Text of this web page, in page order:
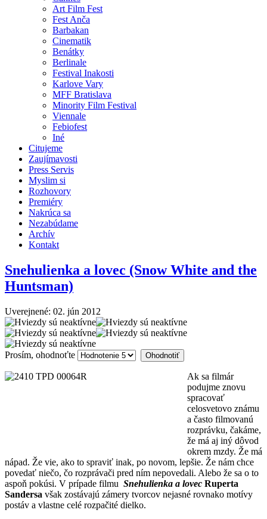
Art Film Fest
Fest Anča
Barbakan
Cinematik
Benátky
Berlinale
Festival Inakosti
Karlove Vary
MFF Bratislava
Minority Film Festival
Viennale
Febiofest
Iné
Citujeme
Zaujímavosti
Press Servis
Myslim si
Rozhovory
Premiéry
Nakrúca sa
Nezabúdame
Archív
Kontakt
Snehulienka a lovec (Snow White and the
Huntsman)
Uverejnené: 02. jún 2012
Prosím, ohodnoťte
Ak sa filmár
podujme znovu
spracovať
celosvetovo známu
a často filmovanú
rozprávku, čakáme,
že má aj iný dôvod
okrem mzdy. Že má
nápad. Že vie, ako to spraviť inak, po novom, lepšie. Že nám chce
povedať niečo, čo rozprávači pred ním nepovedali. Alebo že sa o to
aspoň pokúsi. V prípade filmu Snehulienka a lovec Ruperta
Sandersa však zostávajú zámery tvorcov nejasné rovnako motívy
postáv a vlastne celé rozpačité dielko.